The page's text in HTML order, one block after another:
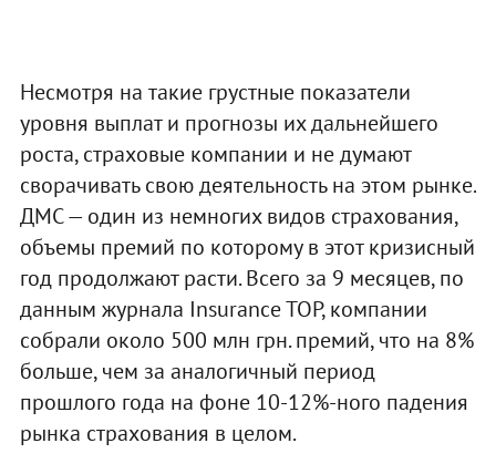
Несмотря на такие грустные показатели
уровня выплат и прогнозы их дальнейшего
роста, страховые компании и не думают
сворачивать свою деятельность на этом рынке.
ДМС — один из немногих видов страхования,
объемы премий по которому в этот кризисный
год продолжают расти. Всего за 9 месяцев, по
данным журнала Insurance TOP, компании
собрали около 500 млн грн. премий, что на 8%
больше, чем за аналогичный период
прошлого года на фоне 10-12%-ного падения
рынка страхования в целом.